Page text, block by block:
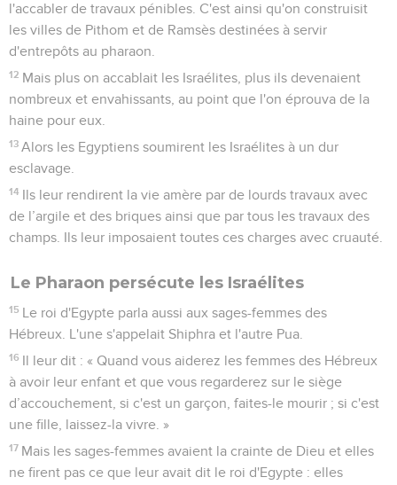
l'accabler de travaux pénibles. C'est ainsi qu'on construisit
les villes de Pithom et de Ramsès destinées à servir
d'entrepôts au pharaon.
12 Mais plus on accablait les Israélites, plus ils devenaient
nombreux et envahissants, au point que l'on éprouva de la
haine pour eux.
13 Alors les Egyptiens soumirent les Israélites à un dur
esclavage.
14 Ils leur rendirent la vie amère par de lourds travaux avec
de l’argile et des briques ainsi que par tous les travaux des
champs. Ils leur imposaient toutes ces charges avec cruauté.
Le Pharaon persécute les Israélites
15 Le roi d'Egypte parla aussi aux sages-femmes des
Hébreux. L'une s'appelait Shiphra et l'autre Pua.
16 Il leur dit : « Quand vous aiderez les femmes des Hébreux
à avoir leur enfant et que vous regarderez sur le siège
d’accouchement, si c'est un garçon, faites-le mourir ; si c'est
une fille, laissez-la vivre. »
17 Mais les sages-femmes avaient la crainte de Dieu et elles
ne firent pas ce que leur avait dit le roi d'Egypte : elles